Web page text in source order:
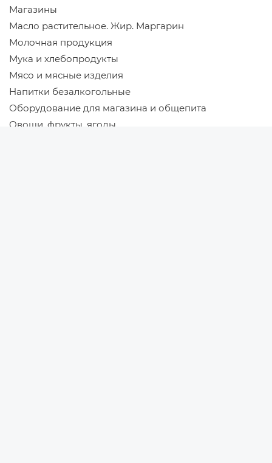
Магазины
Масло растительное. Жир. Маргарин
Молочная продукция
Мука и хлебопродукты
Мясо и мясные изделия
Напитки безалкогольные
Оборудование для магазина и общепита
Овощи, фрукты, ягоды